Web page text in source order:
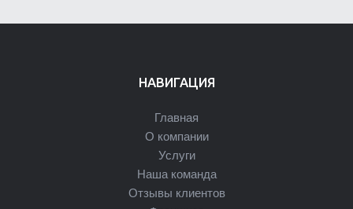
НАВИГАЦИЯ
Главная
О компании
Услуги
Наша команда
Отзывы клиентов